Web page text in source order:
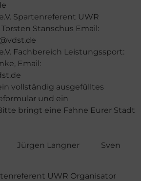
Spartenreferent UWR
Stanschus Email:
Fachbereich Leistungssport:
Email:
vollständig ausgefülltes
und ein
bringt eine Fahne Eurer Stadt
Jürgen Langner Sven
UWR Organisator